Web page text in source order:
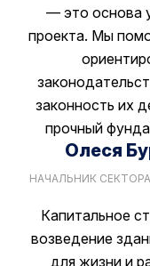
— это основа
проекта. Мы
законность их
прочный
Олеся
НАЧАЛЬНИК
Капитальное
возведение
для жизни и